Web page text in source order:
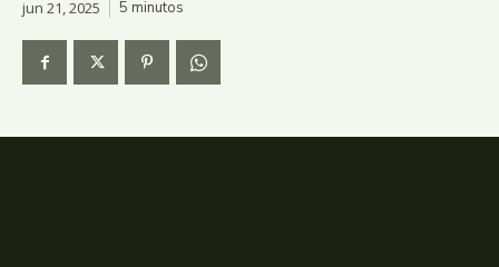
jun 21, 2025 5 minutos